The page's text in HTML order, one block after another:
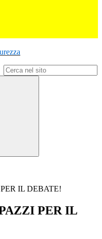
IL DEBATE!
PER IL